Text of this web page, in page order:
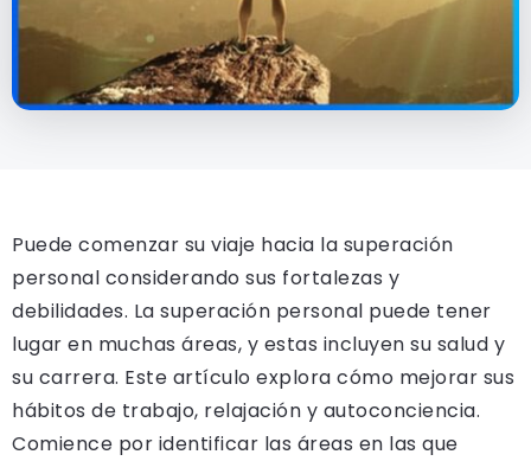
Puede comenzar su viaje hacia la superación
personal considerando sus fortalezas y
debilidades. La superación personal puede tener
lugar en muchas áreas, y estas incluyen su salud y
su carrera. Este artículo explora cómo mejorar sus
hábitos de trabajo, relajación y autoconciencia.
Comience por identificar las áreas en las que